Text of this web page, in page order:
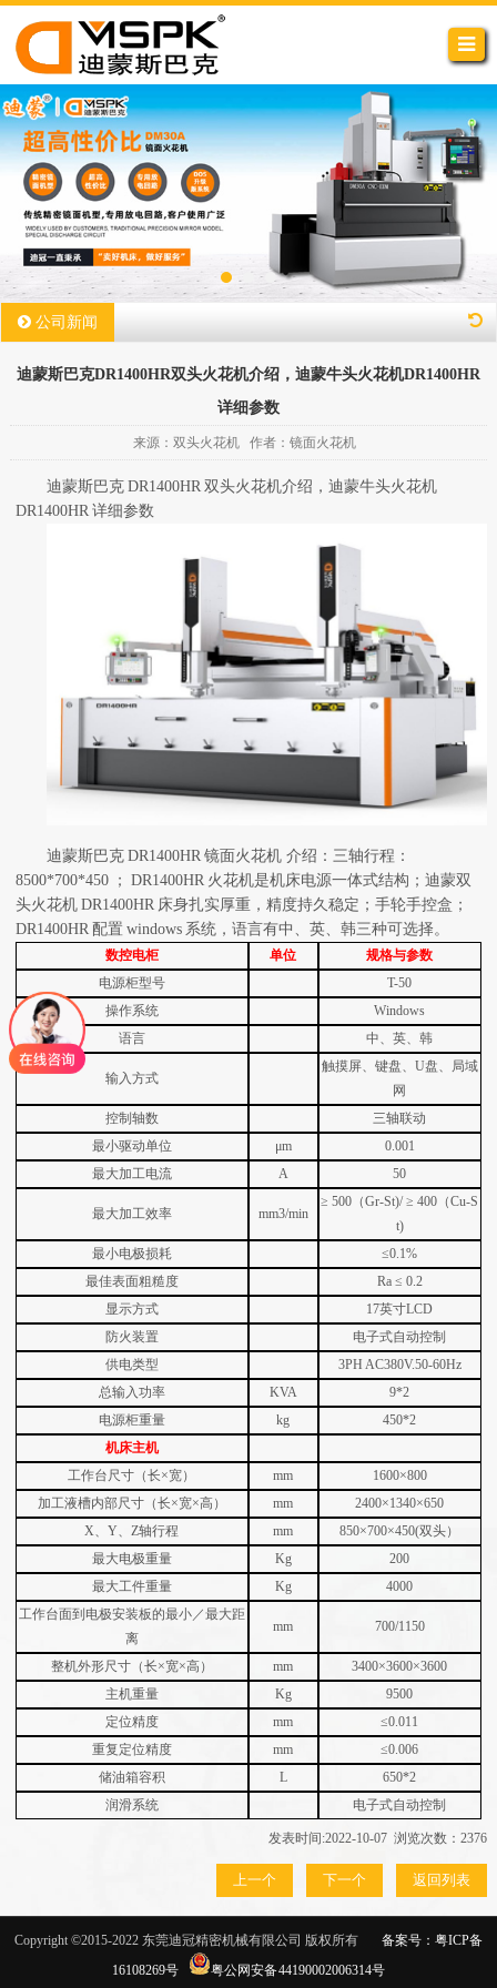
公司新闻
迪蒙斯巴克DR1400HR双头火花机介绍，迪蒙牛头火花机DR1400HR
详细参数
来源：双头火花机 作者：镜面火花机
迪蒙斯巴克 DR1400HR 双头火花机介绍，迪蒙牛头火花机
DR1400HR 详细参数
迪蒙斯巴克 DR1400HR 镜面火花机 介绍：三轴行程：
8500*700*450
； DR1400HR 火花机是机床电源一体式结构；迪蒙双
头火花机 DR1400HR 床身扎实厚重，精度持久稳定；手轮手控盒；
DR1400HR 配置 windows 系统，语言有中、英、韩三种可选择。
数控电柜 单位
规格与参数
电源柜型号
T-50
操作系统
Windows
语言
中、英、韩
输入方式
触摸屏、键盘、U盘、局域
网
控制轴数
三轴联动
最小驱动单位
μm
0.001
最大加工电流
A 50
最大加工效率 mm3/min
≥ 500（Gr-St)/ ≥ 400（Cu-S
t)
最小电极损耗
≤0.1%
最佳表面粗糙度
Ra ≤ 0.2
显示方式
17英寸LCD
防火装置
电子式自动控制
供电类型
3PH AC380V.50-60Hz
总输入功率
KVA
9*2
电源柜重量
kg
450*2
机床主机
工作台尺寸（长×宽）
mm
1600×800
加工液槽内部尺寸（长×宽×高）
mm
2400×1340×650
X、Y、Z轴行程
mm
850×700×450(双头）
最大电极重量
Kg
200
最大工件重量
Kg
4000
工作台面到电极安装板的最小／最大距
离
mm 700/1150
整机外形尺寸（长×宽×高） mm
3400×3600×3600
主机重量
Kg
9500
定位精度
mm
≤0.011
重复定位精度
mm
≤0.006
储油箱容积
L
650*2
润滑系统
电子式自动控制
发表时间:2022-10-07 浏览次数：2376
上一个 下一个 返回列表
Copyright ©2015-2022 东莞迪冠精密机械有限公司 版权所有 备案号： 粤ICP备
16108269号
粤公网安备 44190002006314号